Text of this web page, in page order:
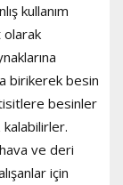
kullanım
birikerek besin
besinler
ve deri
için